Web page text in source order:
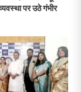
पर उठे गंभीर